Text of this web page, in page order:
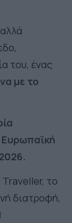
του, ένας
με το
Ευρωπαϊκή
το
διατροφή,